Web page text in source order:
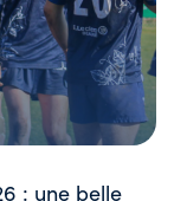
: une belle